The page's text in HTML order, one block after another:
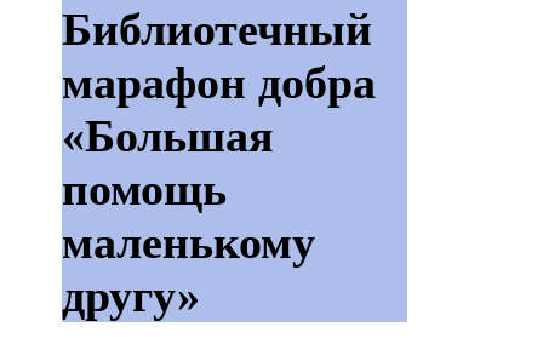
Библиотечный
марафон добра
«Большая
помощь
маленькому
другу»